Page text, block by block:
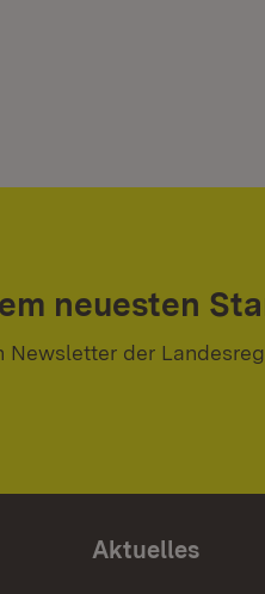
neuesten
Newsletter der
Aktuelles